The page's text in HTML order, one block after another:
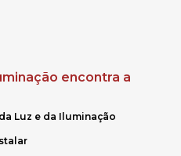
encontra a
Luz e da Iluminação